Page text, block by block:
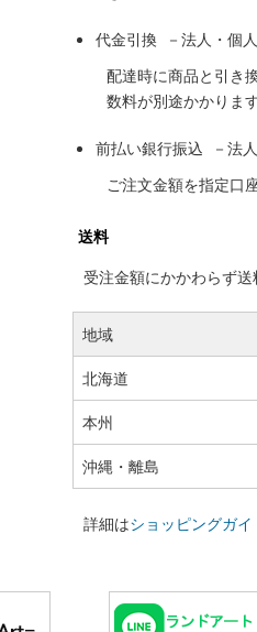
代金引換 －法人・個
配達時に商品と引き
数料が別途かかりま
前払い銀行振込 －法
ご注文金額を指定口
送料
受注金額にかかわらず
地域
北海道
本州
沖縄・離島
詳細はショッピングガイ